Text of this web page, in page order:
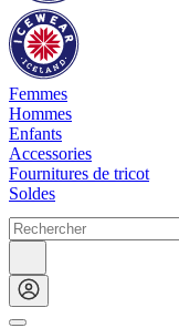
Femmes
Hommes
Enfants
Accessories
Fournitures de tricot
Soldes